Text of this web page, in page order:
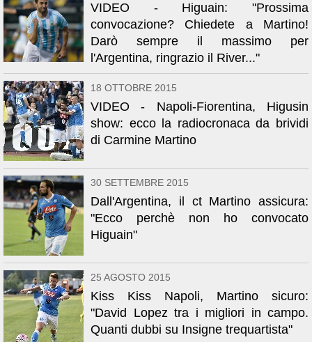
VIDEO - Higuain: "Prossima
convocazione? Chiedete a Martino!
Darò sempre il massimo per
l'Argentina, ringrazio il River..."
18 OTTOBRE 2015
VIDEO - Napoli-Fiorentina, Higusin
show: ecco la radiocronaca da brividi
di Carmine Martino
30 SETTEMBRE 2015
Dall'Argentina, il ct Martino assicura:
"Ecco perchè non ho convocato
Higuain"
25 AGOSTO 2015
Kiss Kiss Napoli, Martino sicuro:
"David Lopez tra i migliori in campo.
Quanti dubbi su Insigne trequartista"